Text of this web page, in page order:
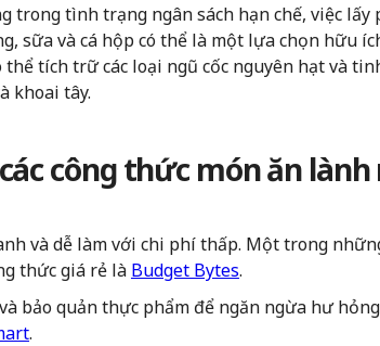
trong tình trạng ngân sách hạn chế, việc
sữa và cá hộp có thể là một lựa chọn hữu
thể tích trữ các loại ngũ cốc nguyên hạt và
khoai tây.
các công thức món ăn
và dễ làm với chi phí thấp. Một trong
thức giá rẻ là Budget Bytes.
bảo quản thực phẩm để ngăn ngừa hư
.